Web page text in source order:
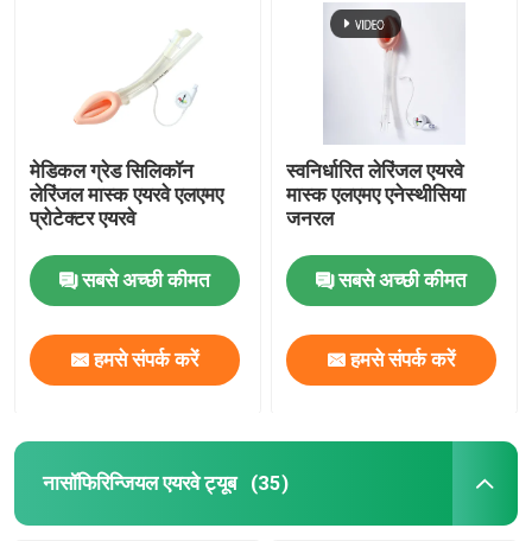
मेडिकल ग्रेड सिलिकॉन
लेरिंजल मास्क एयरवे एलएमए
प्रोटेक्टर एयरवे
सबसे अच्छी कीमत
हमसे संपर्क करें
स्वनिर्धारित लेरिंजल एयरवे
मास्क एलएमए एनेस्थीसिया
जनरल
सबसे अच्छी कीमत
हमसे संपर्क करें
नासॉफिरिन्जियल एयरवे ट्यूब (35)